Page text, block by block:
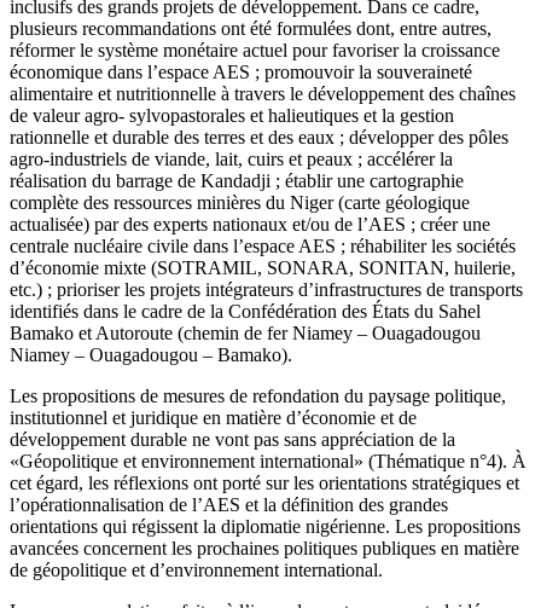
inclusifs des grands projets de développement. Dans ce cadre,
plusieurs recommandations ont été formulées dont, entre autres,
réformer le système monétaire actuel pour favoriser la croissance
économique dans l’espace AES ; promouvoir la souveraineté
alimentaire et nutritionnelle à travers le développement des chaînes
de valeur agro- sylvopastorales et halieutiques et la gestion
rationnelle et durable des terres et des eaux ; développer des pôles
agro-industriels de viande, lait, cuirs et peaux ; accélérer la
réalisation du barrage de Kandadji ; établir une cartographie
complète des ressources minières du Niger (carte géologique
actualisée) par des experts nationaux et/ou de l’AES ; créer une
centrale nucléaire civile dans l’espace AES ; réhabiliter les sociétés
d’économie mixte (SOTRAMIL, SONARA, SONITAN, huilerie,
etc.) ; prioriser les projets intégrateurs d’infrastructures de transports
identifiés dans le cadre de la Confédération des États du Sahel
Bamako et Autoroute (chemin de fer Niamey – Ouagadougou
Niamey – Ouagadougou – Bamako).
Les propositions de mesures de refondation du paysage politique,
institutionnel et juridique en matière d’économie et de
développement durable ne vont pas sans appréciation de la
«Géopolitique et environnement international» (Thématique n°4). À
cet égard, les réflexions ont porté sur les orientations stratégiques et
l’opérationnalisation de l’AES et la définition des grandes
orientations qui régissent la diplomatie nigérienne. Les propositions
avancées concernent les prochaines politiques publiques en matière
de géopolitique et d’environnement international.